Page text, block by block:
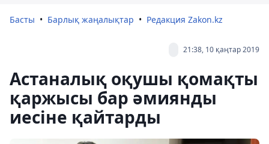
Басты Барлық жаңалықтар Редакция Zakon.kz
21:38, 10 қаңтар 2019
Астаналық оқушы қомақты
қаржысы бар əмиянды
иесіне қайтарды